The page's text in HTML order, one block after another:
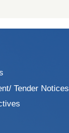
Tender Notices